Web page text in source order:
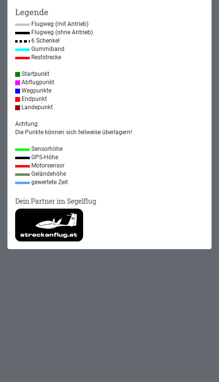
Legende
Flugweg (mit Antrieb)
Flugweg (ohne Antrieb)
6 Schenkel
Gummiband
Reststrecke
Startpunkt
Abflugpunkt
Wegpunkte
Endpunkt
Landepunkt
Achtung:
Die Punkte können sich teilweise überlagern!
Sensorhöhe
GPS-Höhe
Motorsensor
Geländehöhe
gewertete Zeit
Dein Partner im Segelflug